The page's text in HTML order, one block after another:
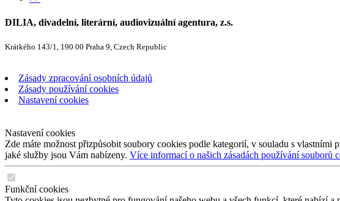
DILIA, divadelní, literární, audiovizuální agentura, z.s.
Krátkého 143/1, 190 00 Praha 9, Czech Republic
Zásady zpracování osobních údajů
Zásady používání cookies
Nastavení cookies
Nastavení cookies
Zde máte možnost přizpůsobit soubory cookies podle kategorií, v souladu s
jaké služby jsou Vám nabízeny. Více informací o našich zásadách používání souborů
Funkční cookies